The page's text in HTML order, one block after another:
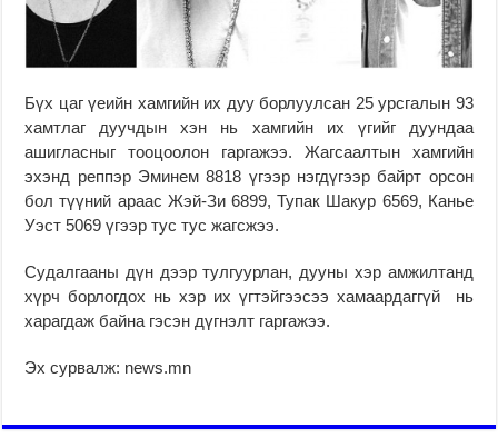
Бүх цаг үеийн хамгийн их дуу борлуулсан 25 урсгалын 93
хамтлаг дуучдын хэн нь хамгийн их үгийг дуундаа
ашигласныг тооцоолон гаргажээ. Жагсаалтын хамгийн
эхэнд реппэр Эминем 8818 үгээр нэгдүгээр байрт орсон
бол түүний араас Жэй-Зи 6899, Тупак Шакур 6569, Канье
Уэст 5069 үгээр тус тус жагсжээ.
Судалгааны дүн дээр тулгуурлан, дууны хэр амжилтанд
хүрч борлогдох нь хэр их үгтэйгээсээ хамаардаггүй нь
харагдаж байна гэсэн дүгнэлт гаргажээ.
Эх сурвалж: news.mn